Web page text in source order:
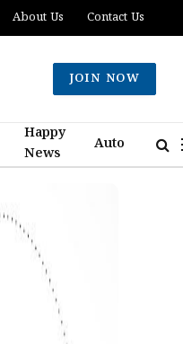
About Us Contact Us
JOIN NOW
Happy
News
Auto